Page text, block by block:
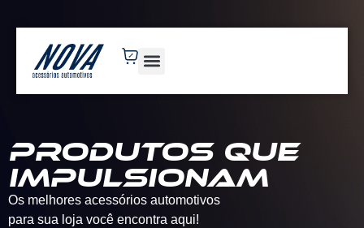
Produtos que
impulsionam
Os melhores acessórios automotivos
para sua loja você encontra aqui!